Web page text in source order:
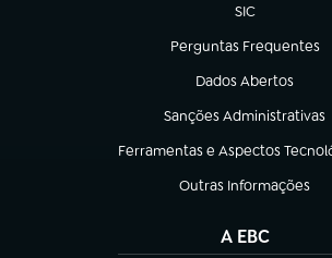
SIC
(abre em nova
Perguntas Frequentes
(abre em nova aba)
Dados Abertos
(abre em nova aba)
Sanções Administrativas
(abre em nova aba)
Ferramentas e Aspectos
(abre em nova aba)
Outras Informações
(abre em nova aba)
A EBC